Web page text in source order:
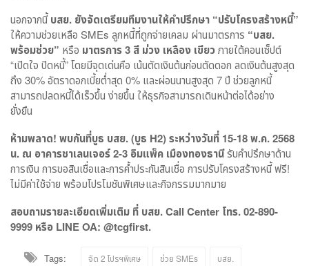
นอกจากนี้ บสย. ยังจัดเตรียมทีมงานให้คำปรึกษา “ปรับโครงสร้างหนี้”
ให้ความช่วยเหลือ SMEs ลูกหนี้ที่ถูกจ่ายเคลม ผ่านมาตรการ “บสย.
พร้อมช่วย” หรือ มาตรการ3 สี ม่วง เหลือง เขียวภายใต้คอนเซ็ปต์
“เปิดใจ ปิดหนี้” โดยมีจุดเด่นคือ เน้นตัดเงินต้นก่อนตัดดอก ลดเงินต้นสูงสุด
ถึง 30% อัตราดอกเบี้ยต่ำสุด 0% และผ่อนนานสูงสุด 7 ปี ช่วยลูกหนี้
สามารถปลดหนี้ได้เร็วขึ้น ง่ายขึ้น ให้ธุรกิจสามารถเดินหน้าต่อได้อย่าง
ยั่งยืน
ห้ามพลาด! พบกันที่บูธ บสย. (บูธ H2) ระหว่างวันที่ 15-18 พ.ค. 2568
น. ณ อาคารชาเลนเจอร์ 2-3 อิมแพ็ค เมืองทองธานีรับคำปรึกษาด้าน
การเงิน การขอสินเชื่อและการค้ำประกันสินเชื่อ การปรับโครงสร้างหนี้ ฟรี!
ไม่มีค่าใช้จ่าย พร้อมโปรโมชันพิเศษและกิจกรรมมากมาย
สอบถามรายละเอียดเพิ่มเติม ที่ บสย.Call Center โทร.02-890-
9999 หรือ LINE OA: @tcgfirst.
Tags: จัด 2 โปรฯพิเศษ ช่วย SMEs บสย.